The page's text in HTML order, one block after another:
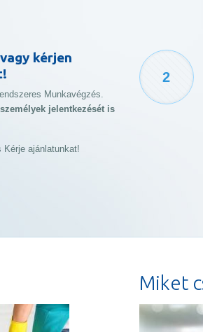
kérjen
Munkavégzés.
jelentkezését is
Kérje ajánlatunkat!
2
Miket